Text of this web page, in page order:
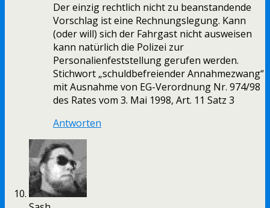
Der einzig rechtlich nicht zu beanstandende
Vorschlag ist eine Rechnungslegung. Kann
(oder will) sich der Fahrgast nicht ausweisen
kann natürlich die Polizei zur
Personalienfeststellung gerufen werden.
Stichwort „schuldbefreiender Annahmezwang“
mit Ausnahme von EG-Verordnung Nr. 974/98
des Rates vom 3. Mai 1998, Art. 11 Satz 3
Antworten